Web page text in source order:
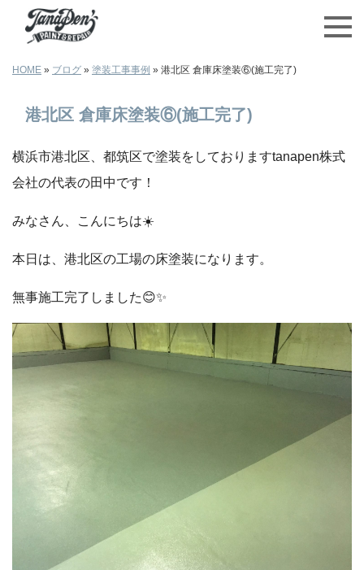
HOME » ブログ » 塗装工事事例 » 港北区 倉庫床塗装⑥(施工完了)
港北区 倉庫床塗装⑥(施工完了)
横浜市港北区、都筑区で塗装をしておりますtanapen株式
会社の代表の田中です！
みなさん、こんにちは☀️
本日は、港北区の工場の床塗装になります。
無事施工完了しました😊✨